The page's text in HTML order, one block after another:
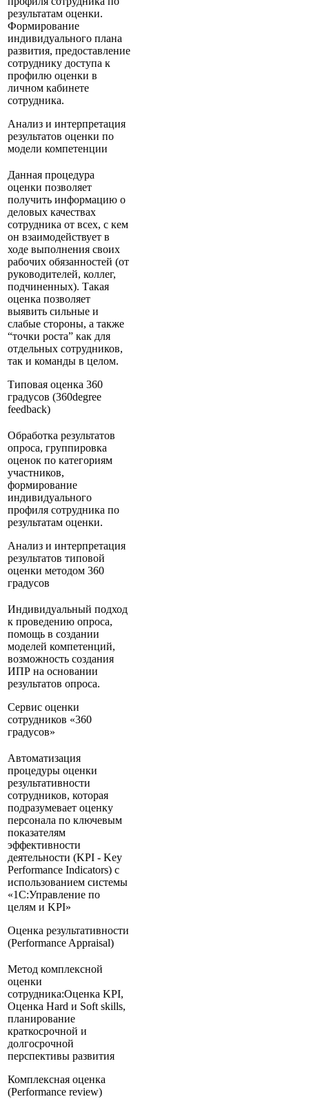
результатам оценки.
Формирование
индивидуального плана
развития, предоставление
сотруднику доступа к
профилю оценки в
личном кабинете
сотрудника.
Анализ и интерпретация
результатов оценки по
модели компетенции
Данная процедура
оценки позволяет
получить информацию о
деловых качествах
сотрудника от всех, с кем
он взаимодействует в
ходе выполнения своих
рабочих обязанностей (от
руководителей, коллег,
подчиненных). Такая
оценка позволяет
выявить сильные и
слабые стороны, а также
“точки роста” как для
отдельных сотрудников,
так и команды в целом.
Типовая оценка 360
градусов (360degree
feedback)
Обработка результатов
опроса, группировка
оценок по категориям
участников,
формирование
индивидуального
профиля сотрудника по
результатам оценки.
Анализ и интерпретация
результатов типовой
оценки методом 360
градусов
Индивидуальный подход
к проведению опроса,
помощь в создании
моделей компетенций,
возможность создания
ИПР на основании
результатов опроса.
Сервис оценки
сотрудников «360
градусов»
Автоматизация
процедуры оценки
результативности
сотрудников, которая
подразумевает оценку
персонала по ключевым
показателям
эффективности
деятельности (KPI - Key
Performance Indicators) с
использованием системы
«1С:Управление по
целям и KPI»
Оценка результативности
(Performance Appraisal)
Метод комплексной
оценки
сотрудника:Оценка KPI,
Оценка Hard и Soft skills,
планирование
краткосрочной и
долгосрочной
перспективы развития
Комплексная оценка
(Performance review)